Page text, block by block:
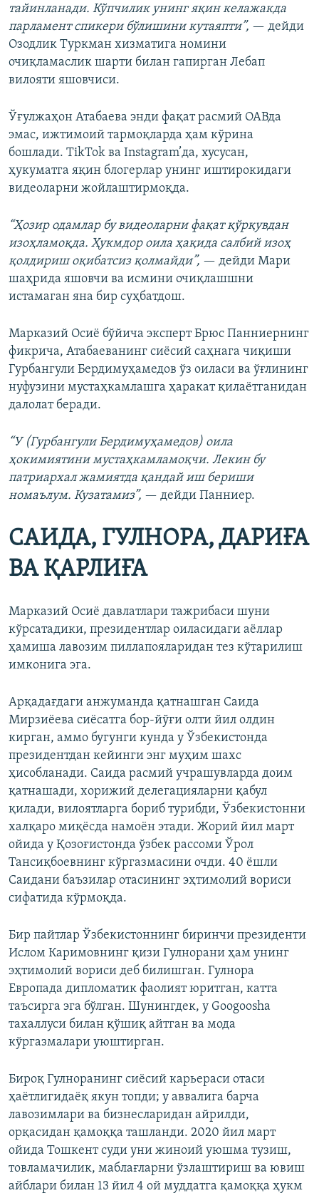
тайинланади. Кўпчилик унинг яқин келажакда
парламент спикери бўлишини кутаяпти”, — дейди
Озодлик Туркман хизматига номини
очиқламаслик шарти билан гапирган Лебап
вилояти яшовчиси.
Ўғулжаҳон Атабаева энди фақат расмий ОАВда
эмас, ижтимоий тармоқларда ҳам кўрина
бошлади. TikTok ва Instagram’да, хусусан,
ҳукуматга яқин блогерлар унинг иштирокидаги
видеоларни жойлаштирмоқда.
“Ҳозир одамлар бу видеоларни фақат қўрқувдан
изоҳламоқда. Ҳукмдор оила ҳақида салбий изоҳ
қолдириш оқибатсиз қолмайди”, — дейди Мари
шаҳрида яшовчи ва исмини очиқлашшни
истамаган яна бир суҳбатдош.
Марказий Осиё бўйича эксперт Брюс Панниернинг
фикрича, Атабаеванинг сиёсий саҳнага чиқиши
Гурбангули Бердимуҳамедов ўз оиласи ва ўғлининг
нуфузини мустаҳкамлашга ҳаракат қилаётганидан
далолат беради.
“У (Гурбангули Бердимуҳамедов) оила
ҳокимиятини мустаҳкамламоқчи. Лекин бу
патриархал жамиятда қандай иш бериши
номаълум. Кузатамиз”, — дейди Панниер.
САИДА, ГУЛНОРА, ДАРИҒА
ВА ҚАРЛИҒА
Марказий Осиё давлатлари тажрибаси шуни
кўрсатадики, президентлар оиласидаги аёллар
ҳамиша лавозим пиллапояларидан тез кўтарилиш
имконига эга.
Арқадағдаги анжуманда қатнашган Саида
Мирзиёева сиёсатга бор-йўғи олти йил олдин
кирган, аммо бугунги кунда у Ўзбекистонда
президентдан кейинги энг муҳим шахс
ҳисобланади. Саида расмий учрашувларда доим
қатнашади, хорижий делегацияларни қабул
қилади, вилоятларга бориб турибди, Ўзбекистонни
халқаро миқёсда намоён этади. Жорий йил март
ойида у Қозоғистонда ўзбек рассоми Ўрол
Тансиқбоевнинг кўргазмасини очди. 40 ёшли
Саидани баъзилар отасининг эҳтимолий вориси
сифатида кўрмоқда.
Бир пайтлар Ўзбекистоннинг биринчи президенти
Ислом Каримовнинг қизи Гулнорани ҳам унинг
эҳтимолий вориси деб билишган. Гулнора
Европада дипломатик фаолият юритган, катта
таъсирга эга бўлган. Шунингдек, у Googoosha
тахаллуси билан қўшиқ айтган ва мода
кўргазмалари уюштирган.
Бироқ Гулноранинг сиёсий карьераси отаси
ҳаётлигидаёқ якун топди; у аввалига барча
лавозимлари ва бизнесларидан айрилди,
орқасидан қамоққа ташланди. 2020 йил март
ойида Тошкент суди уни жиноий уюшма тузиш,
товламачилик, маблағларни ўзлаштириш ва ювиш
айблари билан 13 йил 4 ой муддатга қамоққа ҳукм